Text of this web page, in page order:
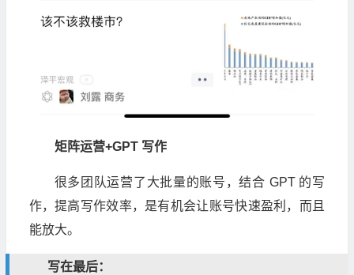
矩阵运营+GPT 写作
很多团队运营了大批量的账号，结合 GPT 的写
作，提高写作效率，是有机会让账号快速盈利，而且
能放大。
写在最后：